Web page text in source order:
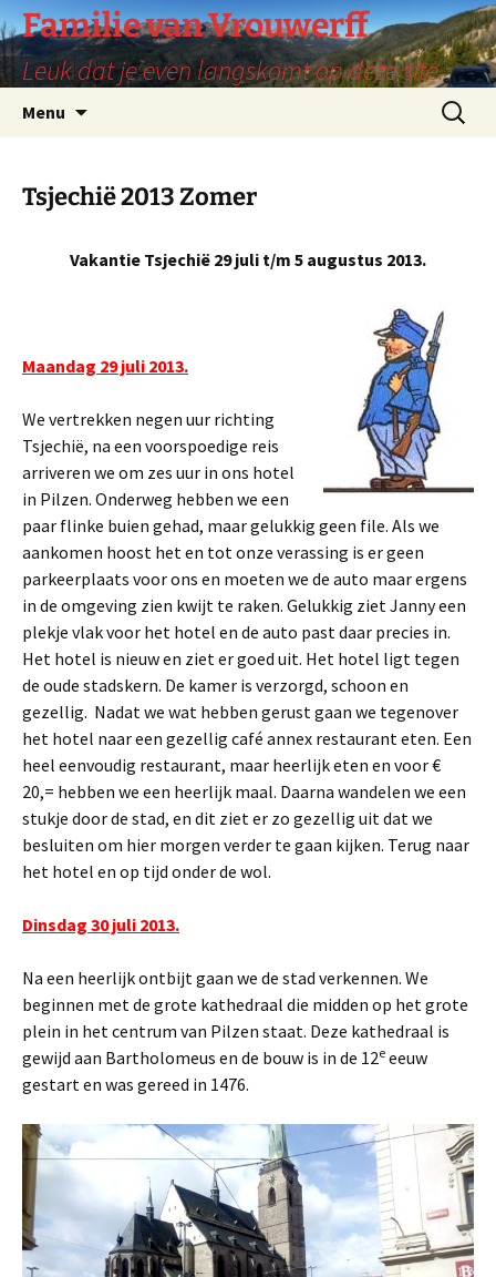
naar
de
inhoud
Familie van Vrouwerff
Leuk dat je even langskomt op deze site.
Menu
Zoeken
naar:
Tsjechië 2013 Zomer
Vakantie Tsjechië 29 juli t/m 5 augustus 2013.
Maandag 29 juli 2013.
We vertrekken negen uur richting
Tsjechië, na een voorspoedige reis
arriveren we om zes uur in ons hotel
in Pilzen. Onderweg hebben we een
paar flinke buien gehad, maar gelukkig geen file. Als we
aankomen hoost het en tot onze verassing is er geen
parkeerplaats voor ons en moeten we de auto maar ergens
in de omgeving zien kwijt te raken. Gelukkig ziet Janny een
plekje vlak voor het hotel en de auto past daar precies in.
Het hotel is nieuw en ziet er goed uit. Het hotel ligt tegen
de oude stadskern. De kamer is verzorgd, schoon en
gezellig. Nadat we wat hebben gerust gaan we tegenover
het hotel naar een gezellig café annex restaurant eten. Een
heel eenvoudig restaurant, maar heerlijk eten en voor €
20,= hebben we een heerlijk maal. Daarna wandelen we een
stukje door de stad, en dit ziet er zo gezellig uit dat we
besluiten om hier morgen verder te gaan kijken. Terug naar
het hotel en op tijd onder de wol.
Dinsdag 30 juli 2013.
Na een heerlijk ontbijt gaan we de stad verkennen. We
beginnen met de grote kathedraal die midden op het grote
plein in het centrum van Pilzen staat. Deze kathedraal is
gewijd aan Bartholomeus en de bouw is in de 12e eeuw
gestart en was gereed in 1476.